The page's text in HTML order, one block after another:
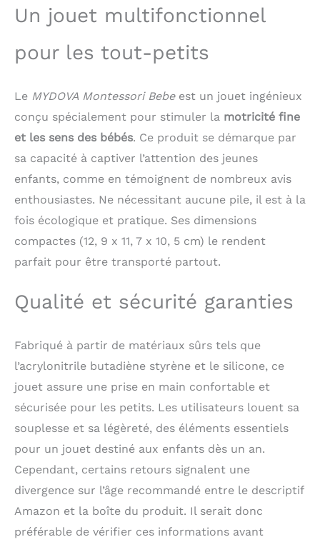
développer les
capacités de
de Cerf】 Ce jouet
couleurs vives et une
tête rotative. Il aide à
et la cognition pendant
le jeu et constitue un
jouet éducatif très
intéressant.
【Développement
Sensoriel】 Ce jouet
sensoriel encourage
l'exploration et le
développement cognitif.
votre bébé ressentira
différentes vibrations et
amusants favorisent
coordination œil-main
et la motricité fine.
Polyvalente】 Ces bébés
Montessori sont légers
et compacts, parfaits
déplacement. Ils se
fixent facilement à un
siège d'auto, une
chaise haute pour un
Un jouet multifonctionnel
pour les tout-petits
Le MYDOVA Montessori Bebeest un jouet ingénieux
conçu spécialement pour stimuler la motricité fine
et les sens des bébés. Ce produit se démarque par
sa capacité à captiver l’attention des jeunes
enfants, comme en témoignent de nombreux avis
enthousiastes. Ne nécessitant aucune pile, il est à la
fois écologique et pratique. Ses dimensions
compactes (12, 9 x 11, 7 x 10, 5 cm) le rendent
parfait pour être transporté partout.
Qualité et sécurité garanties
Fabriqué à partir de matériaux sûrs tels que
l’acrylonitrile butadiène styrène et le silicone, ce
jouet assure une prise en main confortable et
sécurisée pour les petits. Les utilisateurs louent sa
souplesse et sa légèreté, des éléments essentiels
pour un jouet destiné aux enfants dès un an.
Cependant, certains retours signalent une
divergence sur l’âge recommandé entre le descriptif
Amazon et la boîte du produit. Il serait donc
préférable de vérifier ces informations avant